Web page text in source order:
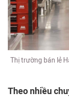
Thị trường bán lẻ
Theo nhiều